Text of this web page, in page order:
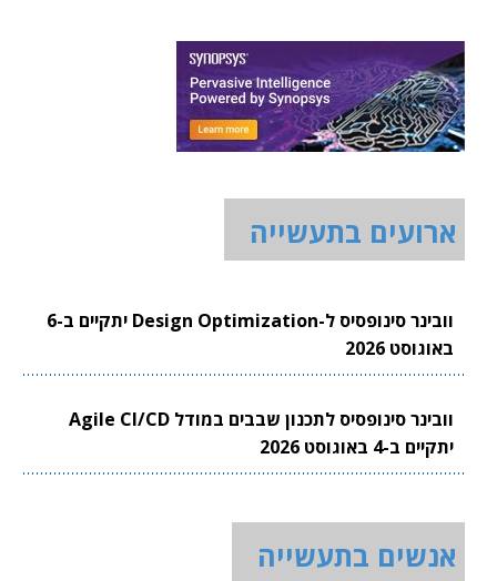
ארועים בתעשייה
וובינר סינופסיס ל-Design Optimization יתקיים ב-6
באוגוסט 2026
וובינר סינופסיס לתכנון שבבים במודל Agile CI/CD
יתקיים ב-4 באוגוסט 2026
אנשים בתעשייה